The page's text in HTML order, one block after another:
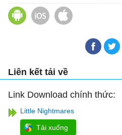
Little Nightmares
Little
Liên kết tải về
Link Download chính thức:
Little Nightmares
Tải xuống